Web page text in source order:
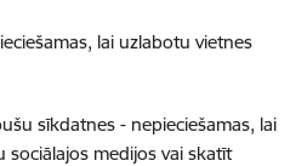
lai uzlabotu vietnes
sīkdatnes - nepieciešamas, lai
medijos vai skatīt